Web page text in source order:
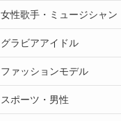
女性歌手・ミュージシャン
グラビアアイドル
ファッションモデル
スポーツ・男性